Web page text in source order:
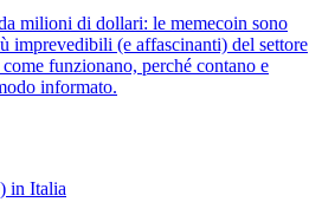
milioni di dollari: le memecoin sono
imprevedibili (e affascinanti) del settore
funzionano, perché contano e
informato.
in Italia